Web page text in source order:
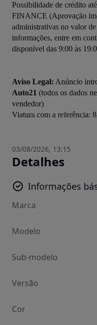
Possibilidade de crédito
FINANCE (Aprovação
administrativas no valor
informações, entre em
disponível das 9:00 às
Aviso Legal:
Auto21 (todos os dados
vendedor)
03/08/2026, 13:15
Detalhes
Informações
Marca
Modelo
Sub-modelo
Versão
Cor